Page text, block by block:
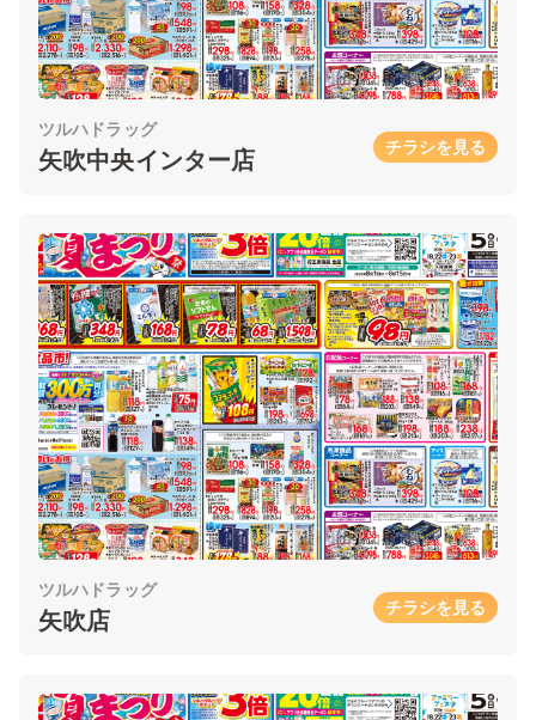
ツルハドラッグ
矢吹中央インター店 チラシを見る
ツルハドラッグ
矢吹店 チラシを見る